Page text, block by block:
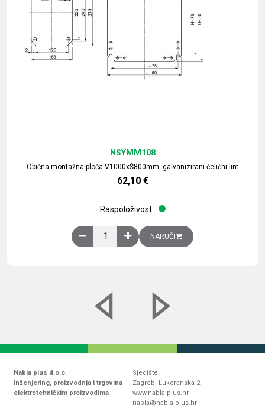
Obična montažna ploča V1000xŠ800mm, galvanizirani čelični lim
NSYMM108
62,10 €
Raspoloživost:
Obična montažna ploča V1000xŠ800mm,
NARUČI
Nabla plus d.o.o.
Inženjering, proizvodnja i trgovina
elektrotehničkim proizvodima
Sjedište
Zagreb, Lukoranska 2
www.nabla-plus.hr
nabla@nabla-plus.hr